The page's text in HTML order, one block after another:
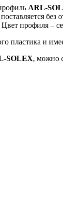
ARL-
без
профиля –
пластика и
SOLEX, можно